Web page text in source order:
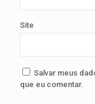
Site
Salvar meus
que eu comentar.